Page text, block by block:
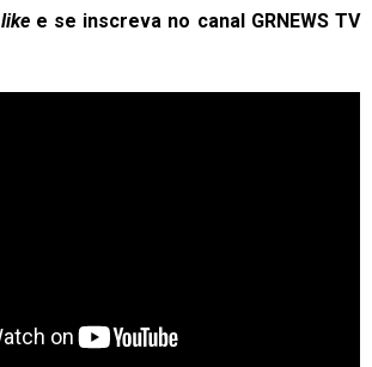
likee se inscreva no canal GRNEWS TV